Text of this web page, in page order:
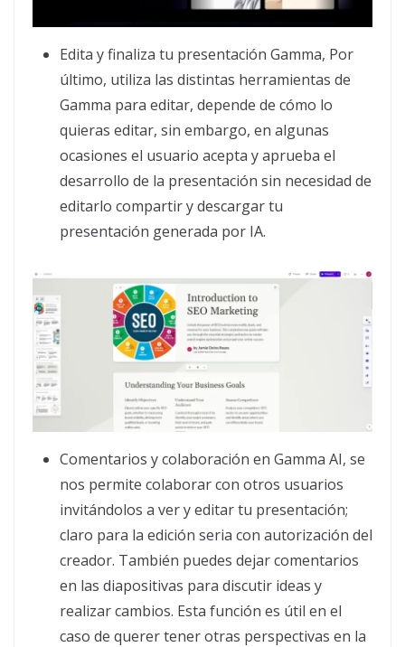
Edita y finaliza tu presentación Gamma, Por
último, utiliza las distintas herramientas de
Gamma para editar, depende de cómo lo
quieras editar, sin embargo, en algunas
ocasiones el usuario acepta y aprueba el
desarrollo de la presentación sin necesidad de
editarlo compartir y descargar tu
presentación generada por IA.
Comentarios y colaboración en Gamma AI, se
nos permite colaborar con otros usuarios
invitándolos a ver y editar tu presentación;
claro para la edición seria con autorización del
creador. También puedes dejar comentarios
en las diapositivas para discutir ideas y
realizar cambios. Esta función es útil en el
caso de querer tener otras perspectivas en la